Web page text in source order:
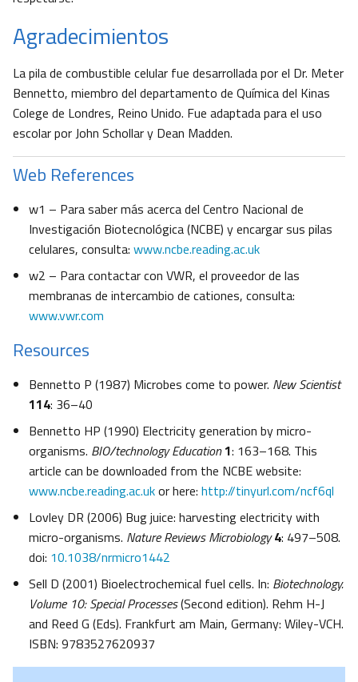
Agradecimientos
La pila de combustible celular fue desarrollada por el Dr. Meter
Bennetto, miembro del departamento de Química del Kinas
Colege de Londres, Reino Unido. Fue adaptada para el uso
escolar por John Schollar y Dean Madden.
Web References
w1 – Para saber más acerca del Centro Nacional de
Investigación Biotecnológica (NCBE) y encargar sus pilas
celulares, consulta: www.ncbe.reading.ac.uk
w2 – Para contactar con VWR, el proveedor de las
membranas de intercambio de cationes, consulta:
www.vwr.com
Resources
Bennetto P (1987) Microbes come to power. New Scientist
114: 36–40
Bennetto HP (1990) Electricity generation by micro-
organisms. BIO/technology Education1: 163–168. This
article can be downloaded from the NCBE website:
www.ncbe.reading.ac.ukor here: http://tinyurl.com/ncf6ql
Lovley DR (2006) Bug juice: harvesting electricity with
micro-organisms. Nature Reviews Microbiology 4: 497–508.
doi: 10.1038/nrmicro1442
Sell D (2001) Bioelectrochemical fuel cells. In: Biotechnology.
Volume 10: Special Processes(Second edition). Rehm H-J
and Reed G (Eds). Frankfurt am Main, Germany: Wiley-VCH.
ISBN: 9783527620937